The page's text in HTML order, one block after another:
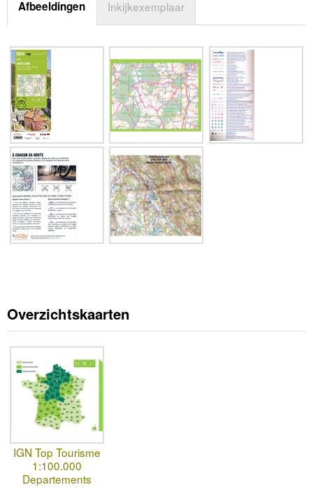
Afbeeldingen Inkijkexemplaar
Overzichtskaarten
IGN Top Tourisme
1:100.000
Departements